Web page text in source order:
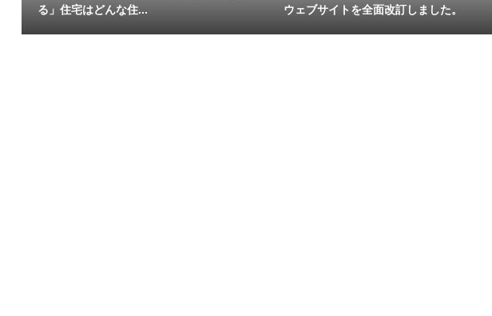
る」住宅はどんな住...
ウェブサイトを全面改訂しました。